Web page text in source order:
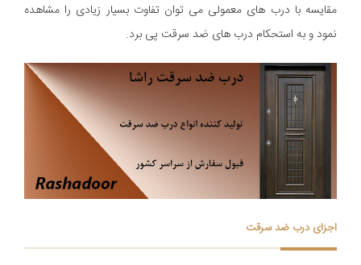
مقایسه با درب های معمولی می توان تفاوت بسیار زیادی را مشاهده
نمود و به استحکام درب های ضد سرقت پی برد.
اجزای درب ضد سرقت